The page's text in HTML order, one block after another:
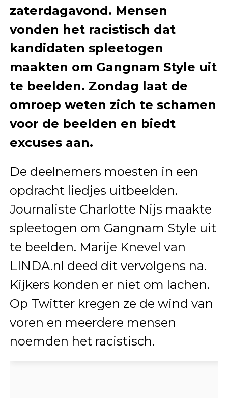
zaterdagavond. Mensen
vonden het racistisch dat
kandidaten spleetogen
maakten om Gangnam Style uit
te beelden. Zondag laat de
omroep weten zich te schamen
voor de beelden en biedt
excuses aan.
De deelnemers moesten in een
opdracht liedjes uitbeelden.
Journaliste Charlotte Nijs maakte
spleetogen om Gangnam Style uit
te beelden. Marije Knevel van
LINDA.nl deed dit vervolgens na.
Kijkers konden er niet om lachen.
Op Twitter kregen ze de wind van
voren en meerdere mensen
noemden het racistisch.